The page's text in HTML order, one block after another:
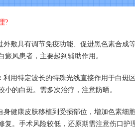
?
外敷具有调节免疫功能、促进黑色素合成
癜风患者，主要起到辅助作用。
利用特定波长的特殊光线直接作用于白斑
小的白斑。需多次治疗，注意防晒。
身健康皮肤移植到受损部位，增加色素细
复。手术风险较低，还原期需注意伤口护